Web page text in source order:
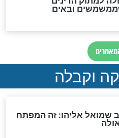
לחשב את הקץ?